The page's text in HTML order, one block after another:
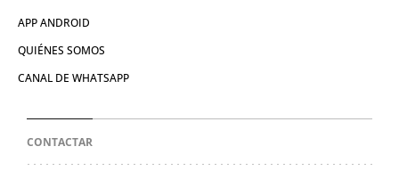
APP ANDROID
QUIÉNES SOMOS
CANAL DE WHATSAPP
CONTACTAR